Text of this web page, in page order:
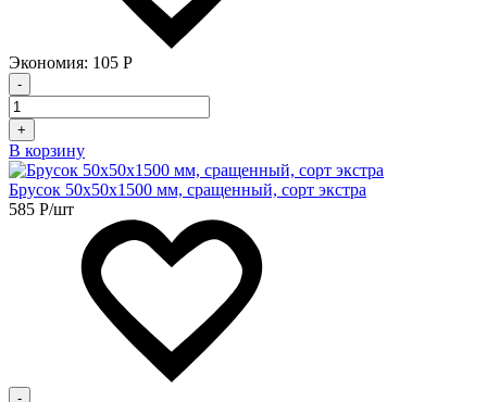
Экономия: 105 Р
-
+
В корзину
Брусок 50х50х1500 мм, сращенный, сорт экстра
585 Р/шт
-